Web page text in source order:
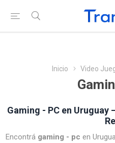
Inicio Video
Gaming - PC en
Encontrá gaming - pc en